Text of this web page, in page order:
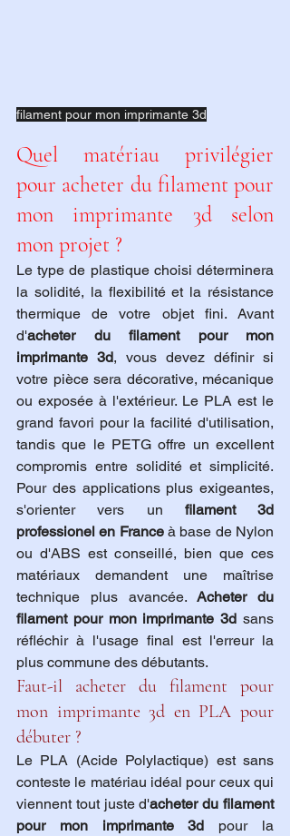
filament pour mon imprimante 3d
Quel matériau privilégier
pour acheter du filament pour
mon imprimante 3d selon
mon projet ?
Le type de plastique choisi déterminera
la solidité, la flexibilité et la résistance
thermique de votre objet fini. Avant
d'acheter du filament pour mon
imprimante 3d, vous devez définir si
votre pièce sera décorative, mécanique
ou exposée à l'extérieur. Le PLA est le
grand favori pour la facilité d'utilisation,
tandis que le PETG offre un excellent
compromis entre solidité et simplicité.
Pour des applications plus exigeantes,
s'orienter vers un filament 3d
professionel en France à base de Nylon
ou d'ABS est conseillé, bien que ces
matériaux demandent une maîtrise
technique plus avancée. Acheter du
filament pour mon imprimante 3d sans
réfléchir à l'usage final est l'erreur la
plus commune des débutants.
Faut-il acheter du filament pour
mon imprimante 3d en PLA pour
débuter ?
Le PLA (Acide Polylactique) est sans
conteste le matériau idéal pour ceux qui
viennent tout juste d'acheter du filament
pour mon imprimante 3d pour la